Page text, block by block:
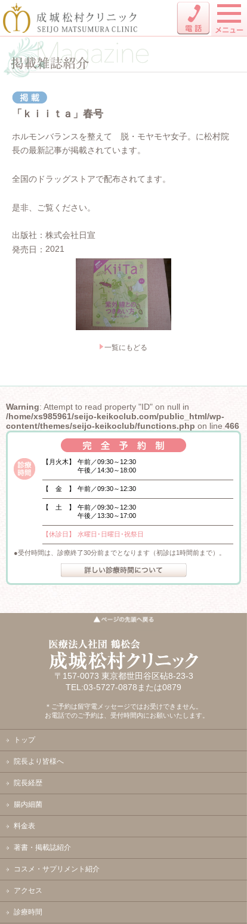
「ｋｉｉｔａ」春号
ホルモンバランスを整えて 脱・モヤモヤ女子。に松村院
長の最新記事が掲載されています。
全国のドラッグストアで配布されてます。
是非、ご覧ください。
出版社
株式会社日宣
発売日
2021
一覧にもどる
Warning: Attempt to read property "ID" on null in
/home/xs985961/seijo-keikoclub.com/public_html/wp-
content/themes/seijo-keikoclub/functions.php on line466
【月火木】
午前／09:30～12:30
午後／14:30～18:00
【 金 】 午前／09:30～12:30
【 土 】
午前／09:30～12:30
午後／13:30～17:00
【休診日】 水曜日･日曜日･祝祭日
受付時間は、診療終了30分前までとなります（初診は1時間前まで）。
〒157-0073 東京都世田谷区砧8-23-3
TEL:03-5727-0878または0879
＊ご予約は留守電メッセージではお受けできません。
お電話でのご予約は、受付時間内にお願いいたします。
トップ
院長より皆様へ
院長経歴
腸内細菌
料金表
著書・掲載誌紹介
コスメ・サプリメント紹介
アクセス
診療時間